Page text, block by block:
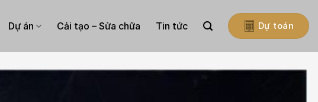
Dự án Cải tạo – Sửa chữa Tin tức Dự toán